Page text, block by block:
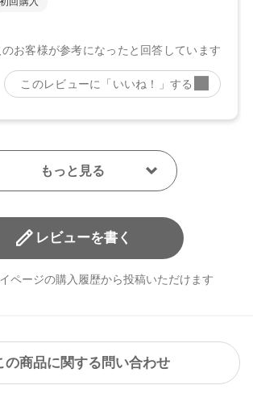
ございます。
ジ仕様が変更になる場合がございます。
レビューを書く
ページの購入履歴から投稿いただけます
の商品に関する問い合わせ